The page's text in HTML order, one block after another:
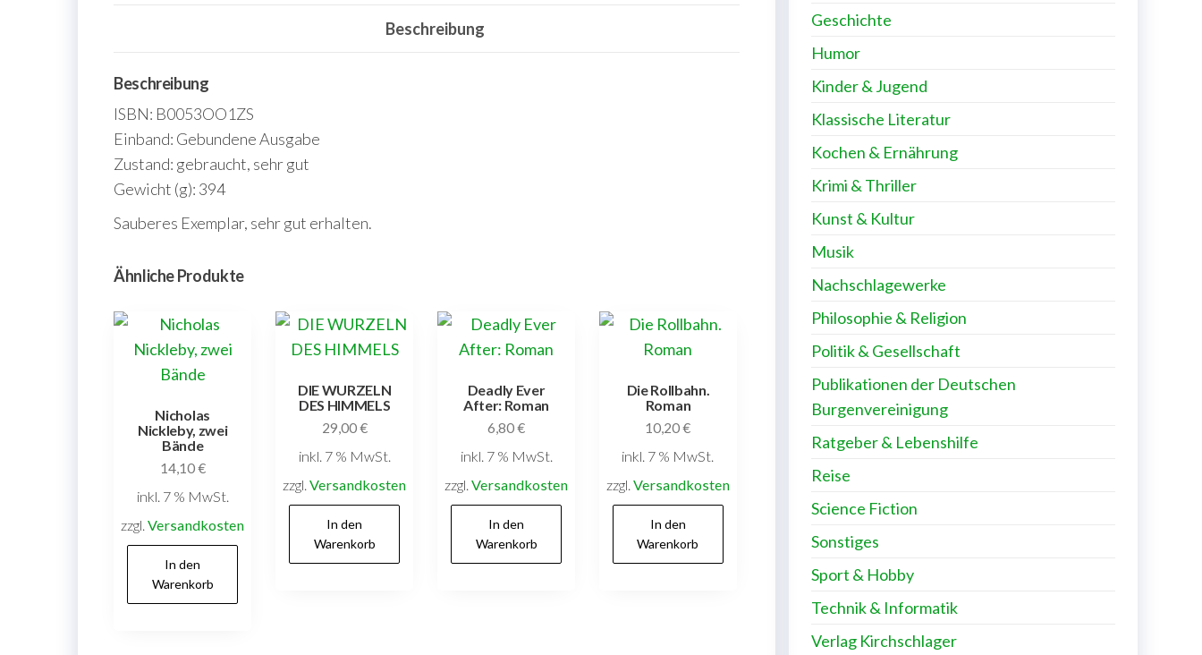
Beschreibung
Beschreibung
ISBN: B0053OO1ZS
Einband: Gebundene Ausgabe
Zustand: gebraucht, sehr gut
Gewicht (g): 394
Sauberes Exemplar, sehr gut erhalten.
Ähnliche Produkte
Nicholas
Nickleby, zwei
Bände
14,10€
inkl. 7 % MwSt.
zzgl.Versandkosten
In den
Warenkorb
DIE WURZELN
DES HIMMELS
29,00€
inkl. 7 % MwSt.
zzgl.Versandkosten
In den
Warenkorb
Deadly Ever
After: Roman
6,80€
inkl. 7 % MwSt.
zzgl.Versandkosten
In den
Warenkorb
Die Rollbahn.
Roman
10,20€
inkl. 7 % MwSt.
zzgl. Versandkosten
In den
Warenkorb
Geschichte
Humor
Kinder & Jugend
Klassische Literatur
Kochen & Ernährung
Krimi & Thriller
Kunst & Kultur
Musik
Nachschlagewerke
Philosophie & Religion
Politik & Gesellschaft
Publikationen der Deutschen
Burgenvereinigung
Ratgeber & Lebenshilfe
Reise
Science Fiction
Sonstiges
Sport & Hobby
Technik & Informatik
Verlag Kirchschlager